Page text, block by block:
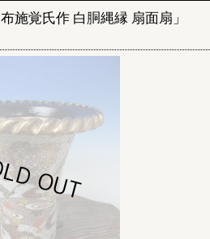
覚氏作 白胴縄縁 扇面扇」